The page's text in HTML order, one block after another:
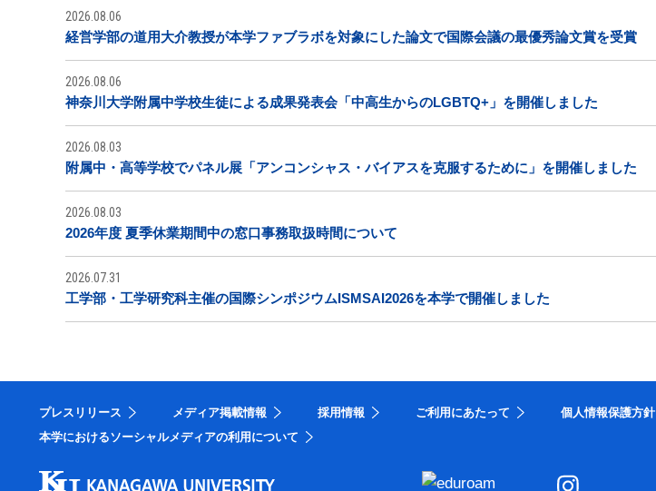
2026.08.06
経営学部の道用大介教授が本学ファブラボを対象にした論文で国際会議の最優秀論文賞を受賞
2026.08.06
神奈川大学附属中学校生徒による成果発表会「中高生からのLGBTQ+」を開催しました
2026.08.03
附属中・高等学校でパネル展「アンコンシャス・バイアスを克服するために」を開催しました
2026.08.03
2026年度 夏季休業期間中の窓口事務取扱時間について
2026.07.31
工学部・工学研究科主催の国際シンポジウムISMSAI2026を本学で開催しました
プレスリリース メディア掲載情報 採用情報 ご利用にあたって 個人情報保護方針
本学におけるソーシャルメディアの利用について